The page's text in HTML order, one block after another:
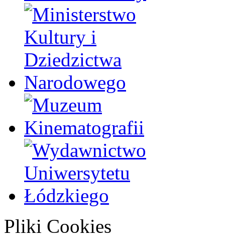
Pliki Cookies